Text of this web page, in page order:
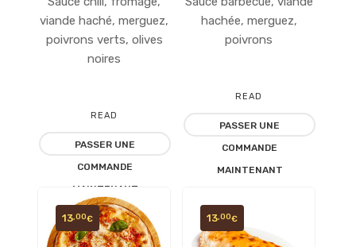
à la
viande haché, merguez,
poivrons verts, olives
noires
READ
MORE
PASSER UNE
COMMANDE
MAINTENANT
à la
hachée, merguez,
poivrons
READ
MORE
PASSER UNE
COMMANDE
MAINTENANT
13 ,00€ 13 ,00€